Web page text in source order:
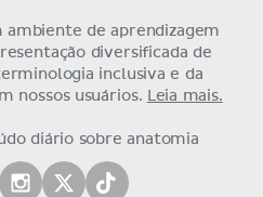
ambiente de aprendizagem
diversificada de
inclusiva e da
nossos usuários.
Leia mais.
diário sobre anatomia